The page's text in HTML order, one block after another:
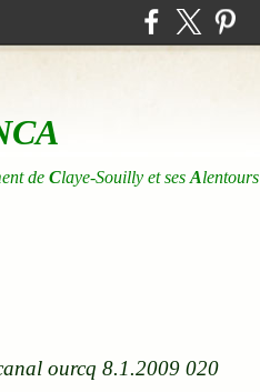
de Claye-Souilly et ses Alentours